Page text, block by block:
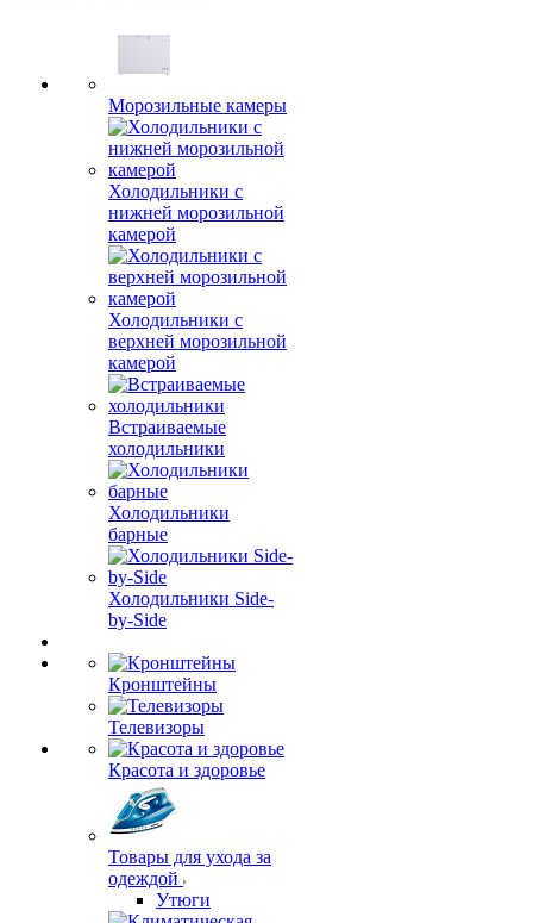
Морозильные камеры
Холодильники с
нижней морозильной
камерой
Холодильники с
верхней морозильной
камерой
Встраиваемые
холодильники
Холодильники
барные
Холодильники Side-
by-Side
Кронштейны
Телевизоры
Красота и здоровье
Товары для ухода за
одеждой
Утюги